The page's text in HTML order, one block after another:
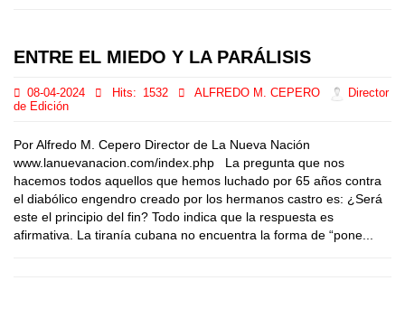
ENTRE EL MIEDO Y LA PARÁLISIS
08-04-2024 Hits: 1532 ALFREDO M. CEPERO
Director
de Edición
Por Alfredo M. Cepero Director de La Nueva Nación
www.lanuevanacion.com/index.php La pregunta que nos
hacemos todos aquellos que hemos luchado por 65 años contra
el diabólico engendro creado por los hermanos castro es: ¿Será
este el principio del fin? Todo indica que la respuesta es
afirmativa. La tiranía cubana no encuentra la forma de “pone...